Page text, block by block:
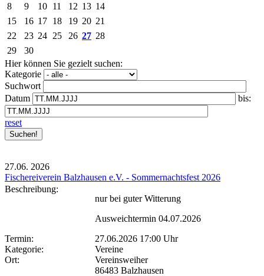
8
9 10 11 12 13 14
15
16 17 18 19 20 21
22
23 24 25 26 27 28
29
30
Hier können Sie gezielt suchen:
Kategorie
Suchwort
Datum
bis:
reset
27.06. 2026
Fischereiverein Balzhausen e.V. - Sommernachtsfest 2026
Beschreibung:
nur bei guter Witterung
Ausweichtermin 04.07.2026
Termin:
27.06.2026 17:00 Uhr
Kategorie:
Vereine
Ort:
Vereinsweiher
86483 Balzhausen